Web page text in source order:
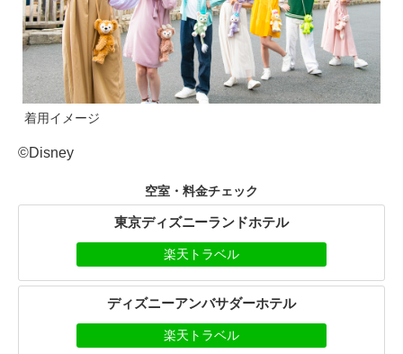
着用イメージ
©Disney
空室・料金チェック
東京ディズニーランドホテル
楽天トラベル
ディズニーアンバサダーホテル
楽天トラベル